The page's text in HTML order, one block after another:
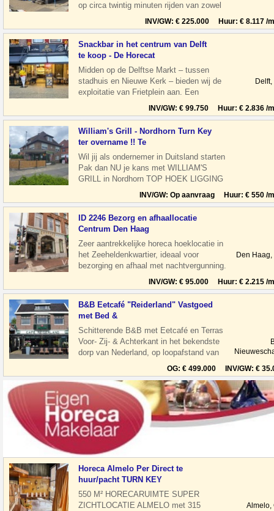
op circa twintig minuten rijden van zowel
de P&O Ferry naar Hull (En
INV/GW: € 225.000 Huur: € 8.117 /
Snackbar in het centrum van Delft
te koop - De Horecat
Midden op de Delftse Markt – tussen
stadhuis en Nieuwe Kerk – bieden wij de
exploitatie van Frietplein aan. Een
compacte, efficiënte horecaonderneming
INV/GW: € 99.750 Huur: € 2.836 /
William's Grill - Nordhorn Turn Key
ter overname !! Te
Wil jij als ondernemer in Duitsland starten
Pak dan NU je kans met WILLIAM'S
GRILL in Nordhorn TOP HOEK LIGGING
overname TEGEN ELK AANNEMELIJK
INV/GW: Op aanvraag Huur: € 550 /
ID 2246 Bezorg en afhaallocatie
Centrum Den Haag
Zeer aantrekkelijke horeca hoeklocatie in
het Zeeheldenkwartier, ideaal voor
bezorging en afhaal met nachtvergunning.
De ruimte is ruim, praktisch en
Den Haag,
INV/GW: € 95.000 Huur: € 2.215 /
B&B Eetcafé "Reiderland" Vastgoed
met Bed &
Schitterende B&B met Eetcafé en Terras
Voor- Zij- & Achterkant in het bekendste
dorp van Nederland, op loopafstand van
OG: € 499.000 INV/GW: €
Horeca Almelo Per Direct te
huur/pacht TURN KEY
550 M² HORECARUIMTE SUPER
ZICHTLOCATIE ALMELO met 315
Almelo,